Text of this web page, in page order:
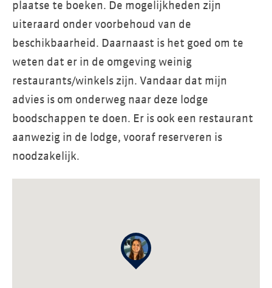
plaatse te boeken. De mogelijkheden zijn
uiteraard onder voorbehoud van de
beschikbaarheid. Daarnaast is het goed om te
weten dat er in de omgeving weinig
restaurants/winkels zijn. Vandaar dat mijn
advies is om onderweg naar deze lodge
boodschappen te doen. Er is ook een restaurant
aanwezig in de lodge, vooraf reserveren is
noodzakelijk.